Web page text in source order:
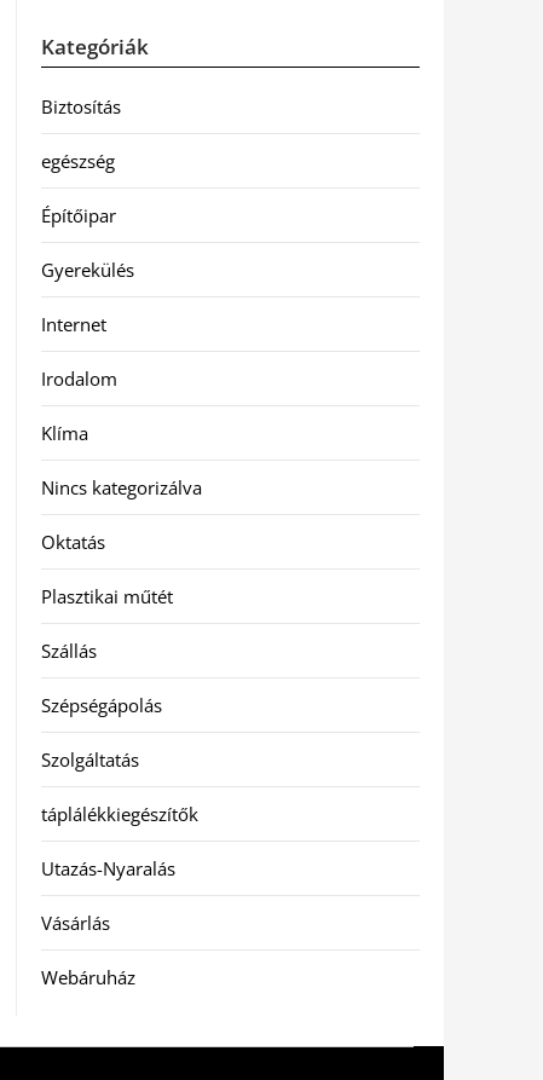
Kategóriák
Biztosítás
egészség
Építőipar
Gyerekülés
Internet
Irodalom
Klíma
Nincs kategorizálva
Oktatás
Plasztikai műtét
Szállás
Szépségápolás
Szolgáltatás
táplálékkiegészítők
Utazás-Nyaralás
Vásárlás
Webáruház